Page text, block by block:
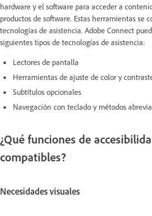
hardware y el software para acceder a
productos de software. Estas herramientas se
tecnologías de asistencia. Adobe Connect
siguientes tipos de tecnologías de asistencia:
Lectores de pantalla
Herramientas de ajuste de color y
Subtítulos opcionales
Navegación con teclado y métodos
¿Qué funciones de
compatibles?
Necesidades visuales